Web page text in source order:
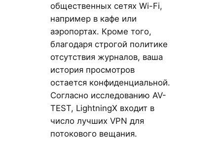
общественных сетях Wi-Fi,
например в кафе или
аэропортах. Кроме того,
благодаря строгой политике
отсутствия журналов, ваша
история просмотров
остается конфиденциальной.
Согласно исследованию AV-
TEST, LightningX входит в
число лучших VPN для
потокового вещания.